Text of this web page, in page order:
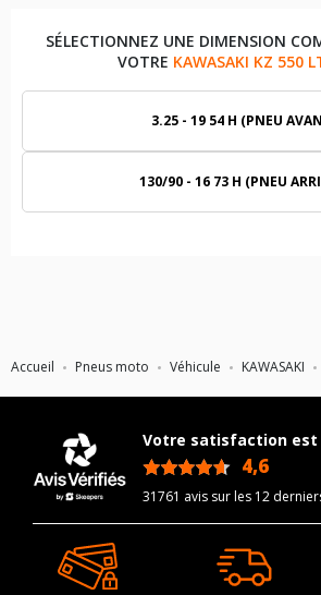
Accueil Pneus moto Véhicule KAWASAKI
SÉLECTIONNEZ UNE DIMENSION
VOTRE KAWASAKI KZ 550
3.25 - 19 54 H (PNEU
130/90 - 16 73 H (PNEU
Votre satisfaction
4,6
31761 avis sur les 12